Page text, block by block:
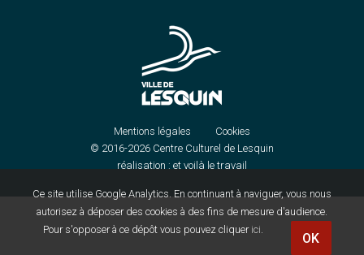
Ce site utilise Google Analytics. En continuant à naviguer, vous nous
autorisez à déposer des cookies à des fins de mesure d'audience.
Pour s'opposer à ce dépôt vous pouvez cliquer ici.
Mentions légales
Cookies
© 2016-2026 Centre Culturel de Lesquin
réalisation : et voilà le travail